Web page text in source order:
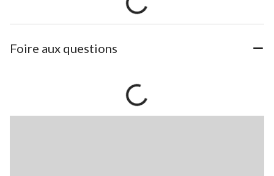
Foire aux questions